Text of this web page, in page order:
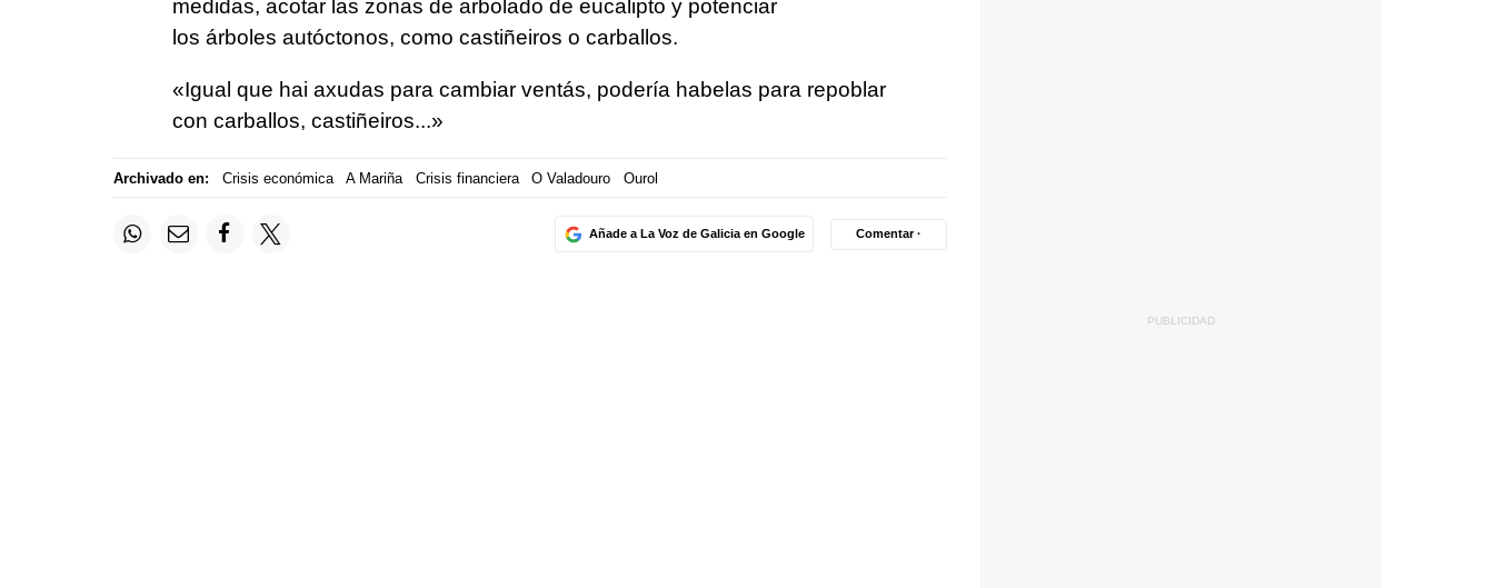
medidas, acotar las zonas de arbolado de eucalipto y potenciar
los árboles autóctonos, como castiñeiros o carballos.
«Igual que hai axudas para cambiar ventás, podería habelas para repoblar
con carballos, castiñeiros...»
Archivado en: Crisis económica A Mariña Crisis financiera O Valadouro Ourol
Añade a La Voz de Galicia en Google Comentar ·